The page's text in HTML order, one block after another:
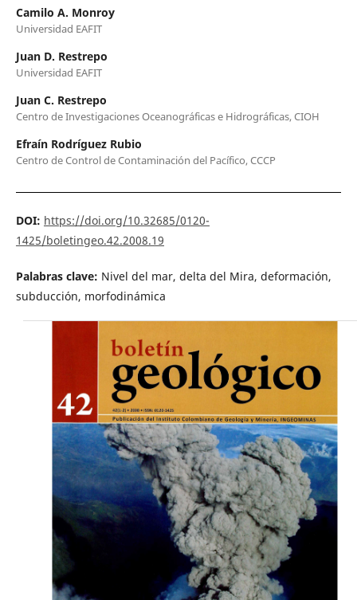
Camilo A. Monroy
Universidad EAFIT
Juan D. Restrepo
Universidad EAFIT
Juan C. Restrepo
Centro de Investigaciones Oceanográficas e Hidrográficas, CIOH
Efraín Rodríguez Rubio
Centro de Control de Contaminación del Pacífico, CCCP
DOI: https://doi.org/10.32685/0120-
1425/boletingeo.42.2008.19
Palabras clave: Nivel del mar, delta del Mira, deformación,
subducción, morfodinámica